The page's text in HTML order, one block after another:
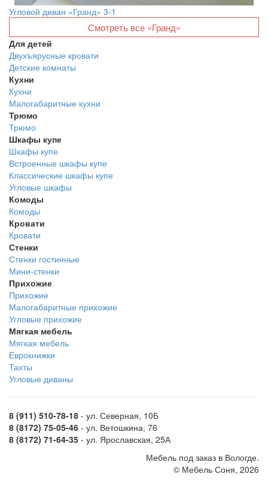
Угловой диван «Гранд» 3-1
Смотреть все «Гранд»
Для детей
Двухъярусные кровати
Детские комнаты
Кухни
Кухни
Малогабаритные кухни
Трюмо
Трюмо
Шкафы купе
Шкафы купе
Встроенные шкафы купе
Классические шкафы купе
Угловые шкафы
Комоды
Комоды
Кровати
Кровати
Стенки
Стенки гостинные
Мини-стенки
Прихожие
Прихожие
Малогабаритные прихожие
Угловые прихожие
Мягкая мебель
Мягкая мебель
Еврокнижки
Тахты
Угловые диваны
8 (911) 510-78-18 - ул. Северная, 10Б
8 (8172) 75-05-46 - ул. Ветошкина, 76
8 (8172) 71-64-35 - ул. Ярославская, 25А
Мебель под заказ в Вологде.
© Мебель Соня, 2026